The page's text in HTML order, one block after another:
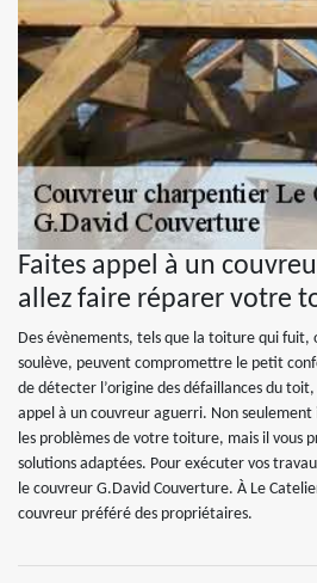
Faites appel à un
allez faire réparer votre
Des évènements, tels que la toiture qui fuit,
soulève, peuvent compromettre le petit
de détecter l’origine des défaillances du
appel à un couvreur aguerri. Non
les problèmes de votre toiture, mais il vous
solutions adaptées. Pour exécuter vos
le couvreur G.David Couverture. À Le
couvreur préféré des propriétaires.